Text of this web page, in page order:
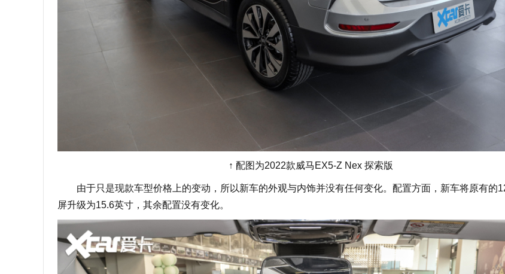
↑ 配图为2022款威马EX5-Z Nex 探索版
由于只是现款车型价格上的变动，所以新车的外观与内饰并没有任何变化。配置方面，新车将原有的
屏升级为15.6英寸，其余配置没有变化。